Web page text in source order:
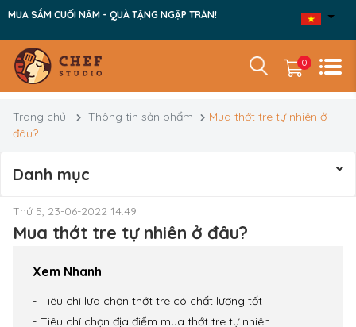
MUA SẮM CUỐI NĂM - QUÀ TẶNG NGẬP TRÀN!
0
Trang chủ Thông tin sản phẩm
Mua thớt tre tự nhiên ở
đâu?
Danh mục
Thứ 5, 23-06-2022 14:49
Mua thớt tre tự nhiên ở đâu?
Xem Nhanh
Tiêu chí lựa chọn thớt tre có chất lượng tốt
Tiêu chí chọn địa điểm mua thớt tre tự nhiên